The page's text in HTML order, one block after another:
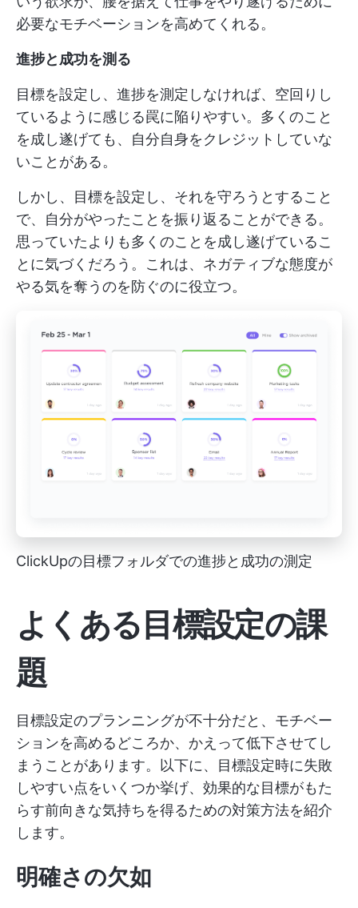
必要なモチベーションを高めてくれる。
進捗と成功を測る
目標を設定し、進捗を測定しなければ、空回りし
ているように感じる罠に陥りやすい。多くのこと
を成し遂げても、自分自身をクレジットしていな
いことがある。
しかし、目標を設定し、それを守ろうとすること
で、自分がやったことを振り返ることができる。
思っていたよりも多くのことを成し遂げているこ
とに気づくだろう。これは、ネガティブな態度が
やる気を奪うのを防ぐのに役立つ。
ClickUpの目標フォルダでの進捗と成功の測定
よくある目標設定の課
題
目標設定のプランニングが不十分だと、モチベー
ションを高めるどころか、かえって低下させてし
まうことがあります。以下に、目標設定時に失敗
しやすい点をいくつか挙げ、効果的な目標がもた
らす前向きな気持ちを得るための対策方法を紹介
します。
明確さの欠如